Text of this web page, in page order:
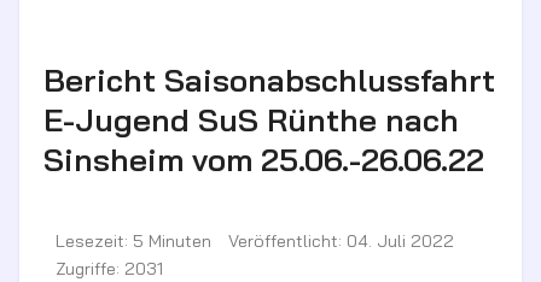
Bericht Saisonabschlussfahrt
E-Jugend SuS Rünthe nach
Sinsheim vom 25.06.-26.06.22
Lesezeit: 5 Minuten
Veröffentlicht: 04. Juli 2022
Zugriffe: 2031